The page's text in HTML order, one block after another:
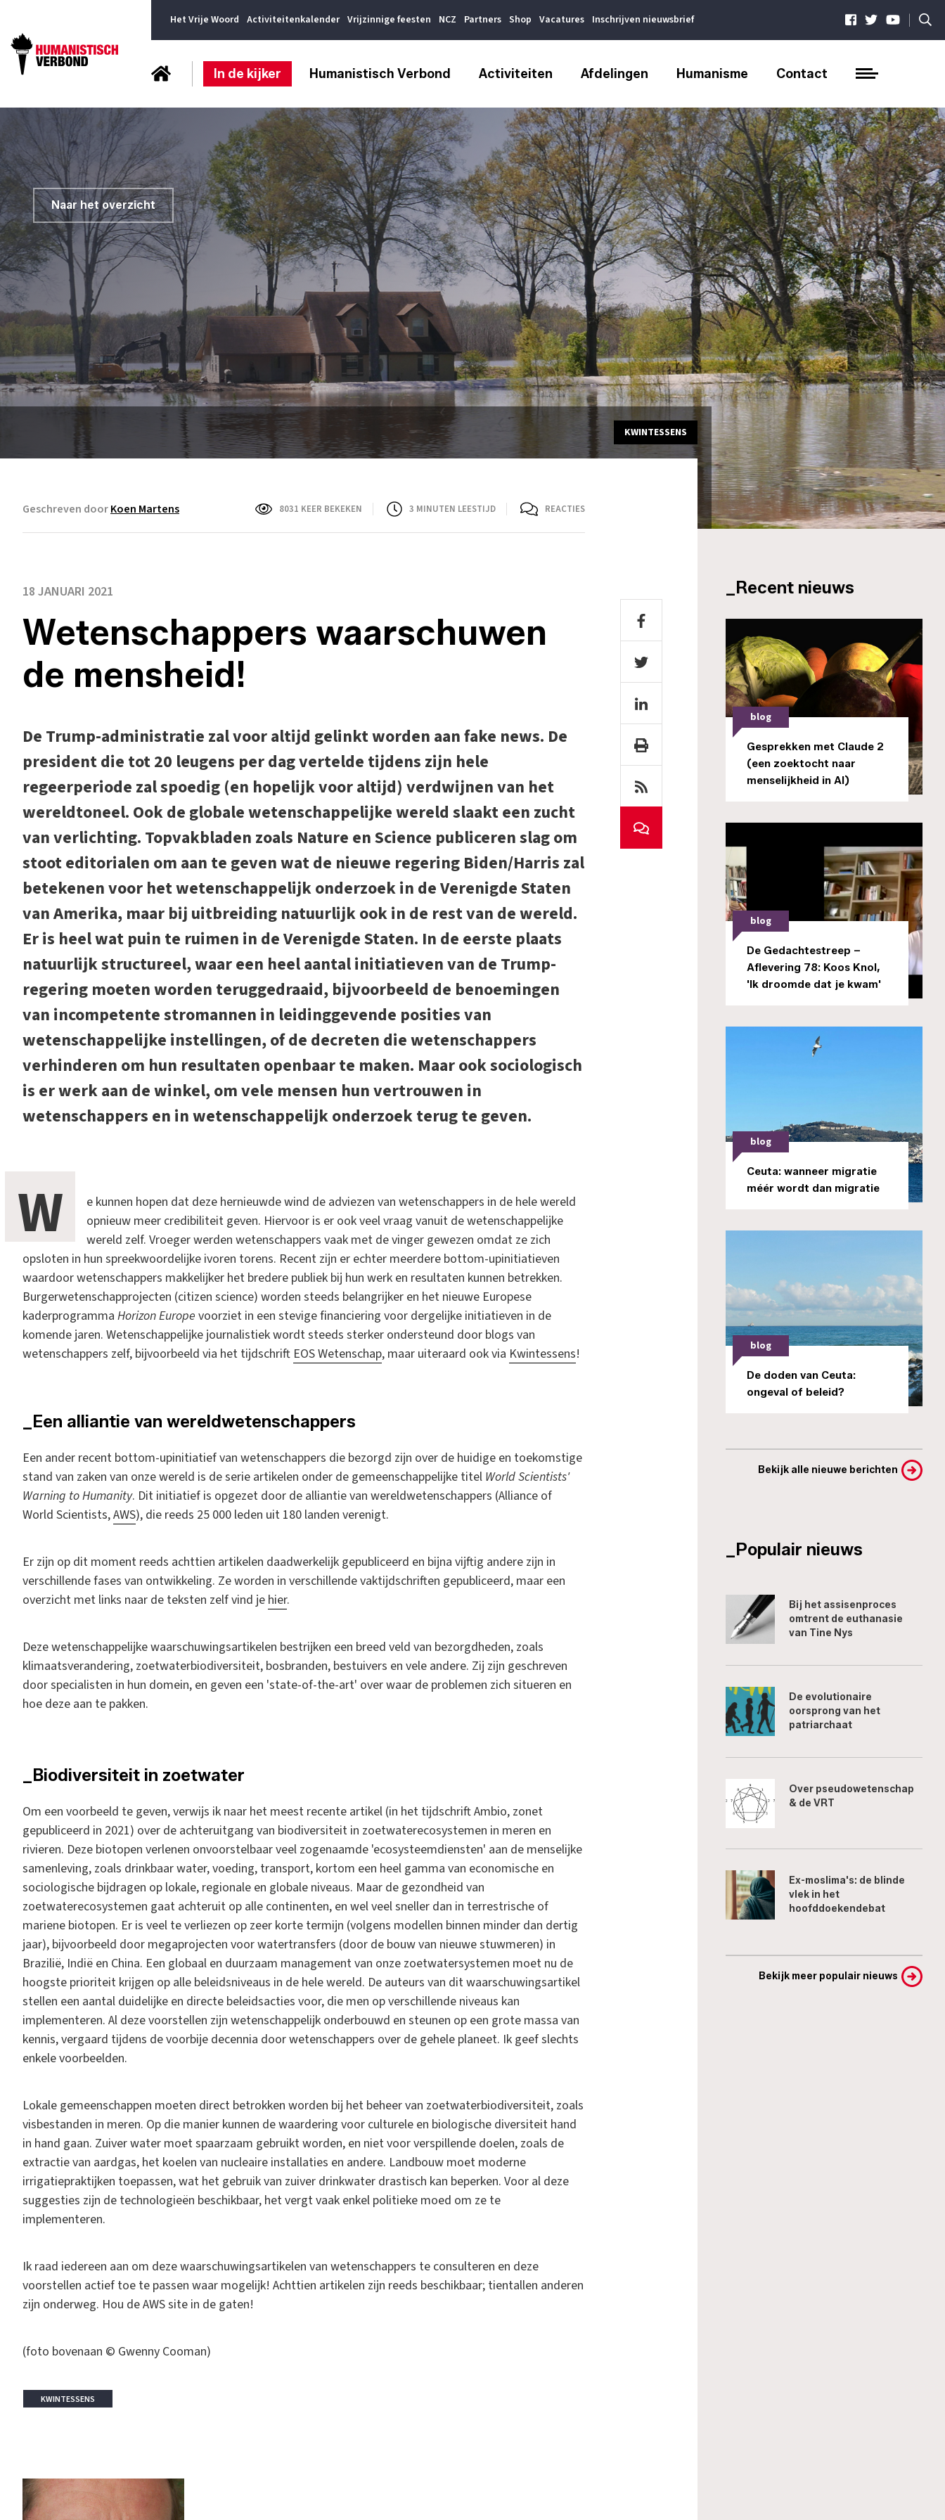
Het Vrije Woord Activiteitenkalender Vrijzinnige feesten NCZ Partners Shop Vacatures Inschrijven nieuwsbrief |
In de kijker Humanistisch Verbond Activiteiten Afdelingen Humanisme Contact
Naar het overzicht
KWINTESSENS
Geschreven doorKoen Martens 8031 KEER BEKEKEN 3 MINUTEN LEESTIJD REACTIES
18 JANUARI 2021
Wetenschappers waarschuwen
de mensheid!
De Trump-administratie zal voor altijd gelinkt worden aan fake news. De
president die tot 20 leugens per dag vertelde tijdens zijn hele
regeerperiode zal spoedig (en hopelijk voor altijd) verdwijnen van het
wereldtoneel. Ook de globale wetenschappelijke wereld slaakt een zucht
van verlichting. Topvakbladen zoals Nature en Science publiceren slag om
stoot editorialen om aan te geven wat de nieuwe regering Biden/Harris zal
betekenen voor het wetenschappelijk onderzoek in de Verenigde Staten
van Amerika, maar bij uitbreiding natuurlijk ook in de rest van de wereld.
Er is heel wat puin te ruimen in de Verenigde Staten. In de eerste plaats
natuurlijk structureel, waar een heel aantal initiatieven van de Trump-
regering moeten worden teruggedraaid, bijvoorbeeld de benoemingen
van incompetente stromannen in leidinggevende posities van
wetenschappelijke instellingen, of de decreten die wetenschappers
verhinderen om hun resultaten openbaar te maken. Maar ook sociologisch
is er werk aan de winkel, om vele mensen hun vertrouwen in
wetenschappers en in wetenschappelijk onderzoek terug te geven.
W
e kunnen hopen dat deze hernieuwde wind de adviezen van wetenschappers in de hele wereld
opnieuw meer credibiliteit geven. Hiervoor is er ook veel vraag vanuit de wetenschappelijke
wereld zelf. Vroeger werden wetenschappers vaak met de vinger gewezen omdat ze zich
opsloten in hun spreekwoordelijke ivoren torens. Recent zijn er echter meerdere bottom-upinitiatieven
waardoor wetenschappers makkelijker het bredere publiek bij hun werk en resultaten kunnen betrekken.
Burgerwetenschapprojecten (citizen science) worden steeds belangrijker en het nieuwe Europese
kaderprogramma Horizon Europe voorziet in een stevige financiering voor dergelijke initiatieven in de
komende jaren. Wetenschappelijke journalistiek wordt steeds sterker ondersteund door blogs van
wetenschappers zelf, bijvoorbeeld via het tijdschrift EOS Wetenschap, maar uiteraard ook via Kwintessens!
_Een alliantie van wereldwetenschappers
Een ander recent bottom-upinitiatief van wetenschappers die bezorgd zijn over de huidige en toekomstige
stand van zaken van onze wereld is de serie artikelen onder de gemeenschappelijke titel World Scientists'
Warning to Humanity. Dit initiatief is opgezet door de alliantie van wereldwetenschappers (Alliance of
World Scientists,AWS), die reeds 25 000 leden uit 180 landen verenigt.
Er zijn op dit moment reeds achttien artikelen daadwerkelijk gepubliceerd en bijna vijftig andere zijn in
verschillende fases van ontwikkeling. Ze worden in verschillende vaktijdschriften gepubliceerd, maar een
overzicht met links naar de teksten zelf vind je hier.
Deze wetenschappelijke waarschuwingsartikelen bestrijken een breed veld van bezorgdheden, zoals
klimaatsverandering, zoetwaterbiodiversiteit, bosbranden, bestuivers en vele andere. Zij zijn geschreven
door specialisten in hun domein, en geven een 'state-of-the-art' over waar de problemen zich situeren en
hoe deze aan te pakken.
_Biodiversiteit in zoetwater
Om een voorbeeld te geven, verwijs ik naar het meest recente artikel (in het tijdschrift Ambio, zonet
gepubliceerd in 2021) over de achteruitgang van biodiversiteit in zoetwaterecosystemen in meren en
rivieren. Deze biotopen verlenen onvoorstelbaar veel zogenaamde 'ecosysteemdiensten' aan de menselijke
samenleving, zoals drinkbaar water, voeding, transport, kortom een heel gamma van economische en
sociologische bijdragen op lokale, regionale en globale niveaus. Maar de gezondheid van
zoetwaterecosystemen gaat achteruit op alle continenten, en wel veel sneller dan in terrestrische of
mariene biotopen. Er is veel te verliezen op zeer korte termijn (volgens modellen binnen minder dan dertig
jaar), bijvoorbeeld door megaprojecten voor watertransfers (door de bouw van nieuwe stuwmeren) in
Brazilië, Indië en China. Een globaal en duurzaam management van onze zoetwatersystemen moet nu de
hoogste prioriteit krijgen op alle beleidsniveaus in de hele wereld. De auteurs van dit waarschuwingsartikel
stellen een aantal duidelijke en directe beleidsacties voor, die men op verschillende niveaus kan
implementeren. Al deze voorstellen zijn wetenschappelijk onderbouwd en steunen op een grote massa van
kennis, vergaard tijdens de voorbije decennia door wetenschappers over de gehele planeet. Ik geef slechts
enkele voorbeelden.
Lokale gemeenschappen moeten direct betrokken worden bij het beheer van zoetwaterbiodiversiteit, zoals
visbestanden in meren. Op die manier kunnen de waardering voor culturele en biologische diversiteit hand
in hand gaan. Zuiver water moet spaarzaam gebruikt worden, en niet voor verspillende doelen, zoals de
extractie van aardgas, het koelen van nucleaire installaties en andere. Landbouw moet moderne
irrigatiepraktijken toepassen, wat het gebruik van zuiver drinkwater drastisch kan beperken. Voor al deze
suggesties zijn de technologieën beschikbaar, het vergt vaak enkel politieke moed om ze te
implementeren.
Ik raad iedereen aan om deze waarschuwingsartikelen van wetenschappers te consulteren en deze
voorstellen actief toe te passen waar mogelijk! Achttien artikelen zijn reeds beschikbaar; tientallen anderen
zijn onderweg. Hou de AWS site in de gaten!
(foto bovenaan © Gwenny Cooman)
KWINTESSENS
_Recent nieuws
blog
Gesprekken met Claude 2
(een zoektocht naar
menselijkheid in AI)
blog
De Gedachtestreep –
Aflevering 78: Koos Knol,
'Ik droomde dat je kwam'
blog
Ceuta: wanneer migratie
méér wordt dan migratie
blog
De doden van Ceuta:
ongeval of beleid?
Bekijk alle nieuwe berichten
_Populair nieuws
Bij het assisenproces
omtrent de euthanasie
van Tine Nys
De evolutionaire
oorsprong van het
patriarchaat
Over pseudowetenschap
& de VRT
Ex-moslima's: de blinde
vlek in het
hoofddoekendebat
Bekijk meer populair nieuws